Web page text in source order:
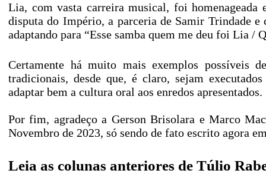
Lia, com vasta carreira musical, foi
disputa do Império, a parceria de Samir Trindade
adaptando para “Esse samba quem me deu foi Lia /
Certamente há muito mais exemplos possíveis
tradicionais, desde que, é claro, sejam
adaptar bem a cultura oral aos enredos apresentados.
Por fim, agradeço a Gerson Brisolara e Marco
Novembro de 2023, só sendo de fato escrito agora
Leia as colunas anteriores de Túlio